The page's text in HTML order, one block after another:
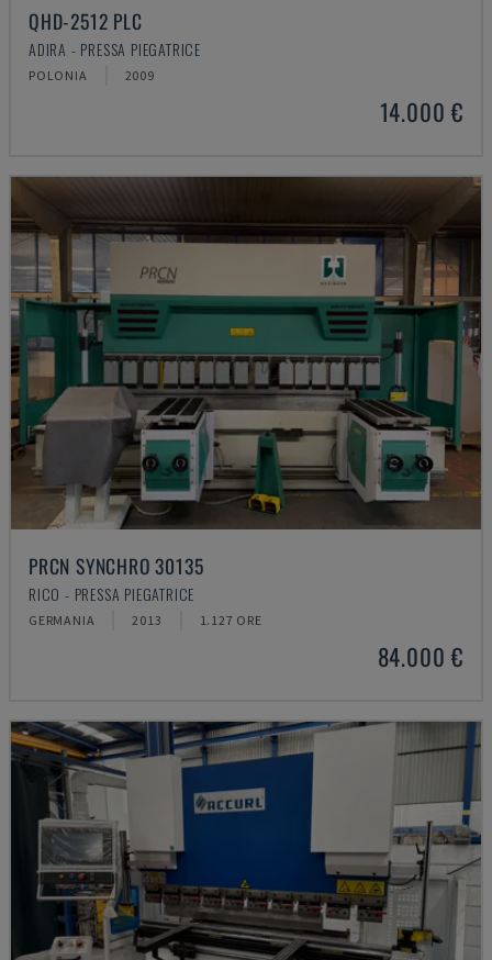
QHD-2512 PLC
ADIRA - PRESSA PIEGATRICE
POLONIA 2009
14.000 €
PRCN SYNCHRO 30135
RICO - PRESSA PIEGATRICE
GERMANIA 2013 1.127 ORE
84.000 €